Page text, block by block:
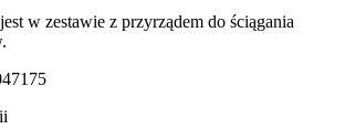
w zestawie z przyrządem do ściągania